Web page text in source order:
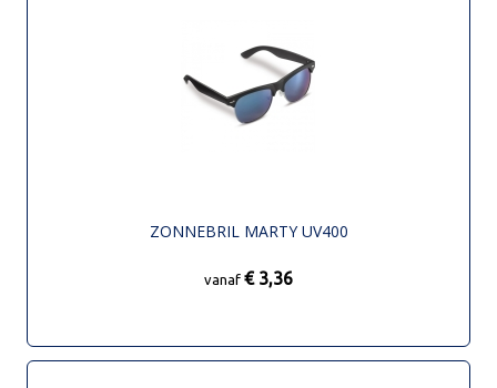
ZONNEBRIL MARTY UV400
vanaf € 3,36